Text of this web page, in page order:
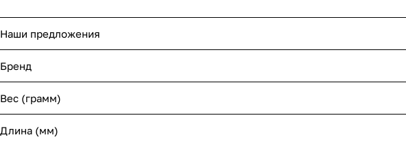
Наши предложения
Бренд
Вес (грамм)
Длина (мм)